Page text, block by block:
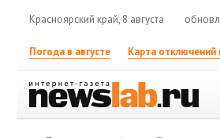
Красноярский край, 8 августа
Погода в августе Карта